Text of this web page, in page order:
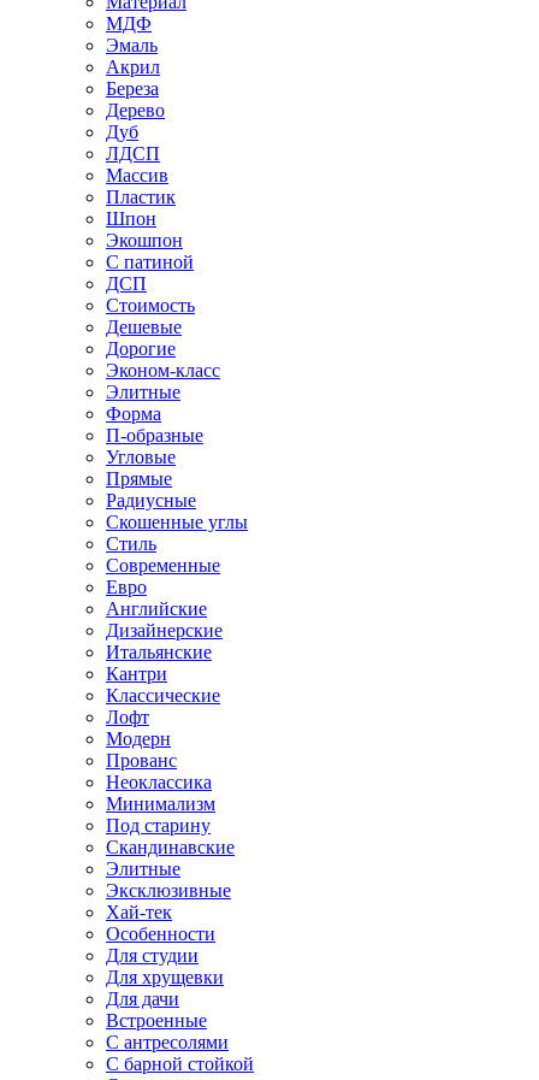
МДФ
Эмаль
Акрил
Береза
Дерево
Дуб
ЛДСП
Массив
Пластик
Шпон
Экошпон
С патиной
ДСП
Стоимость
Дешевые
Дорогие
Эконом-класс
Элитные
Форма
П-образные
Угловые
Прямые
Радиусные
Скошенные углы
Стиль
Современные
Евро
Английские
Дизайнерские
Итальянские
Кантри
Классические
Лофт
Модерн
Прованс
Неоклассика
Минимализм
Под старину
Скандинавские
Элитные
Эксклюзивные
Хай-тек
Особенности
Для студии
Для хрущевки
Для дачи
Встроенные
С антресолями
С барной стойкой